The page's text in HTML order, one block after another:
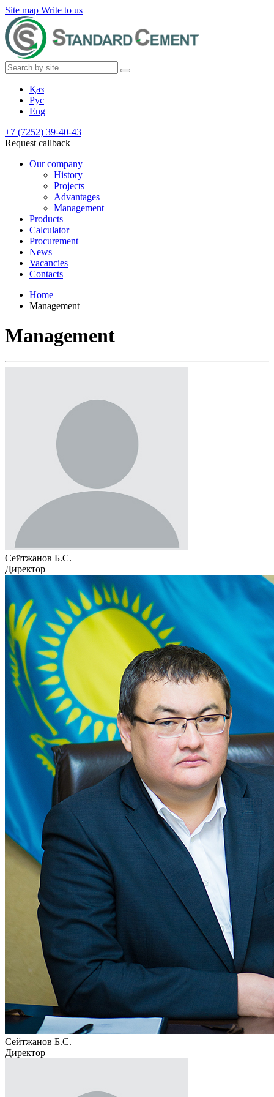
Site map Write to us
Қаз
Рус
Eng
+7 (7252) 39-40-43
Request callback
Our company
History
Projects
Advantages
Management
Products
Calculator
Procurement
News
Vacancies
Contacts
Home
Management
Management
Сейтжанов Б.С.
Директор
Сейтжанов Б.С.
Директор